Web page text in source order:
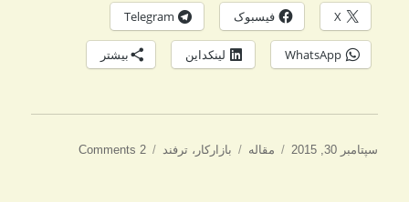
X فیسبوک Telegram
WhatsApp لینکداین بیشتر
ارسال
سپتامبر 30, 2015 دسته‌ها
مقاله برچسب‌ها
بازارکار ، ترفند 2 Comments